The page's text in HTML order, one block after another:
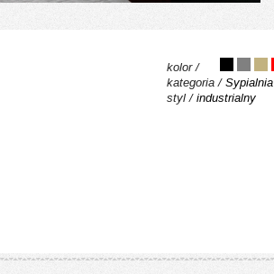
kolor /
kategoria / Sypialnia
styl / industrialny